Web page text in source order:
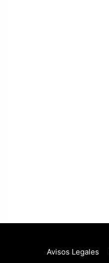
Avisos Legales